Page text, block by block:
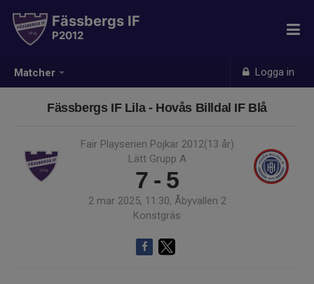
Matcher Logga in
Fässbergs IF
P2012
Fässbergs IF Lila - Hovås Billdal IF Blå
Fair Playserien Pojkar 2012(13 år)
Lätt Grupp A
7 - 5
2 mar 2025, 11:30, Åbyvallen 2
Konstgräs